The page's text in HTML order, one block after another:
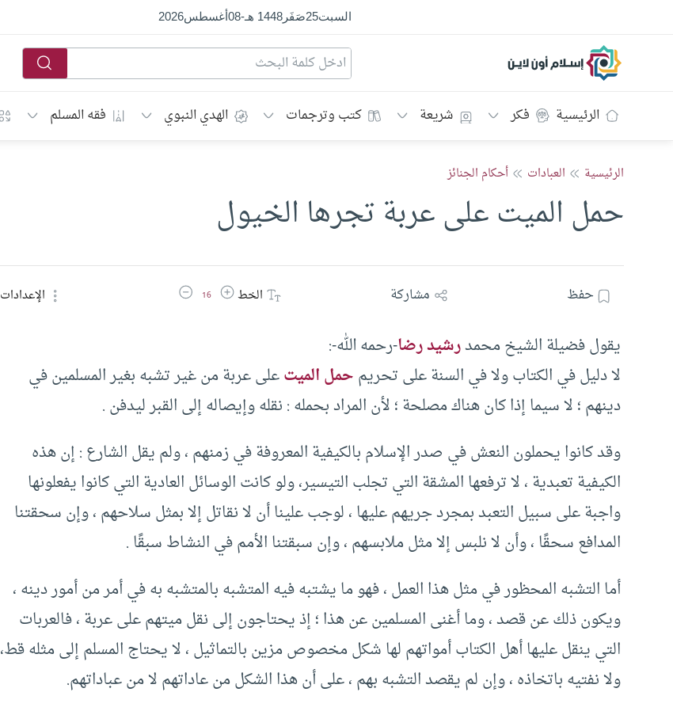
السبت25صَفَر1448 هـ -
08أغسطس2026
إسلام أون لاين
الرئيسية فكر شريعة كتب وترجمات الهدي النبوي فقه المسلم
الرئيسية العبادات أحكام الجنائز
حمل الميت على عربة تجرها الخيول
حفظ مشاركة الخطزيادة حجم الخط
16 تقليل حجم الخط الإعدادات
يقول فضيلة الشيخ محمدرشيد رضا-رحمه الله-:
لا دليل في الكتاب ولا في السنة على تحريمحمل الميتعلى عربة من غير تشبه بغير المسلمين في
دينهم ؛ لا سيما إذا كان هناك مصلحة ؛ لأن المراد بحمله : نقله وإيصاله إلى القبر ليدفن .
وقد كانوا يحملون النعش في صدر الإسلام بالكيفية المعروفة في زمنهم ، ولم يقل الشارع : إن هذه
الكيفية تعبدية ، لا ترفعها المشقة التي تجلب التيسير، ولو كانت الوسائل العادية التي كانوا يفعلونها
واجبة على سبيل التعبد بمجرد جريهم عليها ، لوجب علينا أن لا نقاتل إلا بمثل سلاحهم ، وإن سحقتنا
المدافع سحقًا ، وأن لا نلبس إلا مثل ملابسهم ، وإن سبقتنا الأمم في النشاط سبقًا .
أما التشبه المحظور في مثل هذا العمل ، فهو ما يشتبه فيه المتشبه بالمتشبه به في أمر من أمور دينه ،
ويكون ذلك عن قصد ، وما أغنى المسلمين عن هذا ؛ إذ يحتاجون إلى نقل ميتهم على عربة ، فالعربات
التي ينقل عليها أهل الكتاب أمواتهم لها شكل مخصوص مزين بالتماثيل ، لا يحتاج المسلم إلى مثله قط،
ولا نفتيه باتخاذه ، وإن لم يقصد التشبه بهم ، على أن هذا الشكل من عاداتهم لا من عباداتهم.